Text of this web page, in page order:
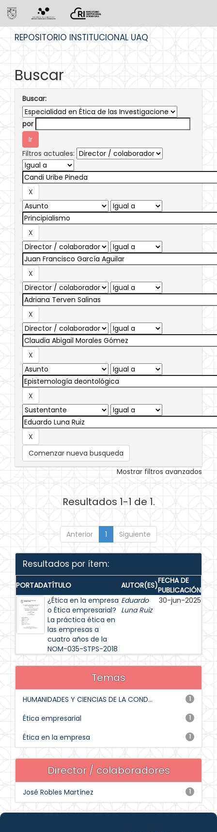
REPOSITORIO INSTITUCIONAL UAQ
Buscar
Buscar:
por
Filtros actuales:
Comenzar nueva busqueda
Mostrar filtros avanzados
Resultados 1-1 de 1.
Anterior 1 Siguiente
Resultados por ítem:
PORTADATÍTULO AUTOR(ES)FECHA DE
PUBLICACIÓN
¿Ética en la empresa
o Ética empresarial?
La práctica ética en
las empresas a
cuatro años de la
NOM-035-STPS-2018
Eduardo
Luna Ruiz
30-jun-2025
Temas
1
HUMANIDADES Y CIENCIAS DE LA COND...
1
Ética empresarial
1
Ética en la empresa
Director / colaboradores
1
José Robles Martínez